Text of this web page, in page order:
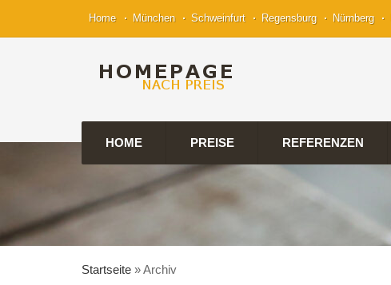
Home München Schweinfurt Regensburg Nürnberg
HOME PREISE REFERENZEN
Startseite »Archiv